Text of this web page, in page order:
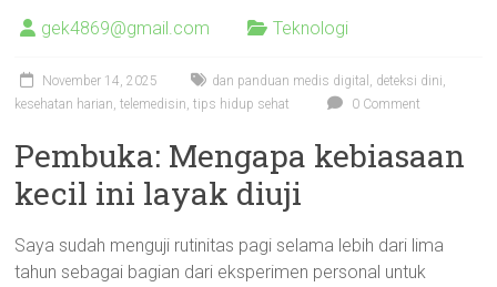
gek4869@gmail.com Teknologi
November 14, 2025 dan panduan medis digital , deteksi dini,
kesehatan harian,telemedisin,tips hidup sehat 0 Comment
Pembuka: Mengapa kebiasaan
kecil ini layak diuji
Saya sudah menguji rutinitas pagi selama lebih dari lima
tahun sebagai bagian dari eksperimen personal untuk